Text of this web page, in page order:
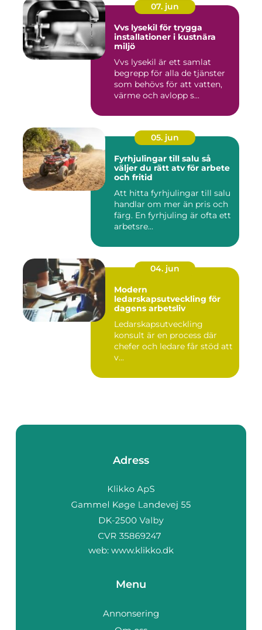
07. jun
Vvs lysekil för trygga
installationer i kustnära
miljö
Vvs lysekil är ett samlat
begrepp för alla de tjänster
som behövs för att vatten,
värme och avlopp s...
05. jun
Fyrhjulingar till salu så
väljer du rätt atv för arbete
och fritid
Att hitta fyrhjulingar till salu
handlar om mer än pris och
färg. En fyrhjuling är ofta ett
arbetsre...
04. jun
Modern
ledarskapsutveckling för
dagens arbetsliv
Ledarskapsutveckling
konsult är en process där
chefer och ledare får stöd att
v...
Adress
web: www.klikko.dk
Menu
Annonsering